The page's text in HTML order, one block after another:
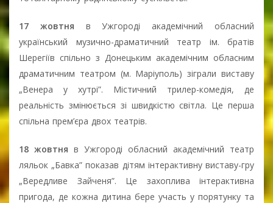
17 жовтня в Ужгороді академічний обласний
український музично-драматичний театр ім. братів
Шерегіїв спільно з Донецьким академічним обласним
драматичним театром (м. Маріуполь) зіграли виставу
„Венера у хутрі”. Містичний трилер-комедія, де
реальність змінюється зі швидкістю світла. Це перша
спільна прем’єра двох театрів.
18 жовтня в Ужгороді обласний академічний театр
ляльок „Бавка” показав дітям інтерактивну виставу-гру
„Вередливе Зайченя”. Це захоплива інтерактивна
пригода, де кожна дитина бере участь у порятунку та